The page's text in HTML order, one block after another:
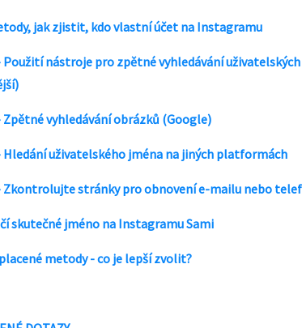
jak zjistit, kdo vlastní účet na Instagramu
Použití nástroje pro zpětné vyhledávání
Zpětné vyhledávání obrázků (Google)
Hledání uživatelského jména na jiných platformách
Zkontrolujte stránky pro obnovení e-mailu nebo
skutečné jméno na InstagramuSami
metody - co je lepší zvolit?